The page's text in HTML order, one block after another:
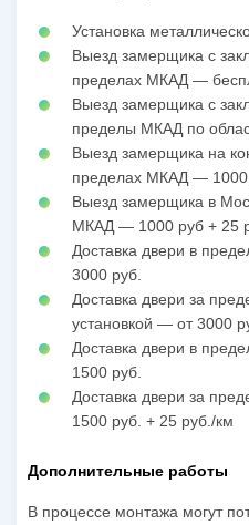
Установка
Выезд замерщика с
пределах МКАД —
Выезд замерщика с
пределы МКАД по
Выезд замерщика на
пределах МКАД — 1000
Выезд замерщика в
МКАД — 1000 руб + 25
Доставка двери в
3000 руб.
Доставка двери за
установкой — от 3000
Доставка двери в
1500 руб.
Доставка двери за
1500 руб. + 25 руб./км
Дополнительные работы
В процессе монтажа могут